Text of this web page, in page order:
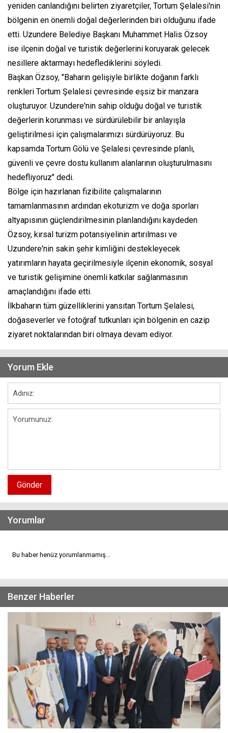
yeniden canlandığını belirten ziyaretçiler, Tortum Şelalesi'nin
bölgenin en önemli doğal değerlerinden biri olduğunu ifade
etti. Uzundere Belediye Başkanı Muhammet Halis Özsoy
ise ilçenin doğal ve turistik değerlerini koruyarak gelecek
nesillere aktarmayı hedeflediklerini söyledi.
Başkan Özsoy, "Baharın gelişiyle birlikte doğanın farklı
renkleri Tortum Şelalesi çevresinde eşsiz bir manzara
oluşturuyor. Uzundere'nin sahip olduğu doğal ve turistik
değerlerin korunması ve sürdürülebilir bir anlayışla
geliştirilmesi için çalışmalarımızı sürdürüyoruz. Bu
kapsamda Tortum Gölü ve Şelalesi çevresinde planlı,
güvenli ve çevre dostu kullanım alanlarının oluşturulmasını
hedefliyoruz" dedi.
Bölge için hazırlanan fizibilite çalışmalarının
tamamlanmasının ardından ekoturizm ve doğa sporları
altyapısının güçlendirilmesinin planlandığını kaydeden
Özsoy, kırsal turizm potansiyelinin artırılması ve
Uzundere'nin sakin şehir kimliğini destekleyecek
yatırımların hayata geçirilmesiyle ilçenin ekonomik, sosyal
ve turistik gelişimine önemli katkılar sağlanmasının
amaçlandığını ifade etti.
İlkbaharın tüm güzelliklerini yansıtan Tortum Şelalesi,
doğaseverler ve fotoğraf tutkunları için bölgenin en cazip
ziyaret noktalarından biri olmaya devam ediyor.
Yorum Ekle
Gönder
Yorumlar
Bu haber henüz yorumlanmamış...
Benzer Haberler